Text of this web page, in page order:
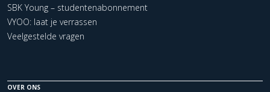
SBK Young – studentenabonnement
VYOO: laat je verrassen
Veelgestelde vragen
OVER ONS